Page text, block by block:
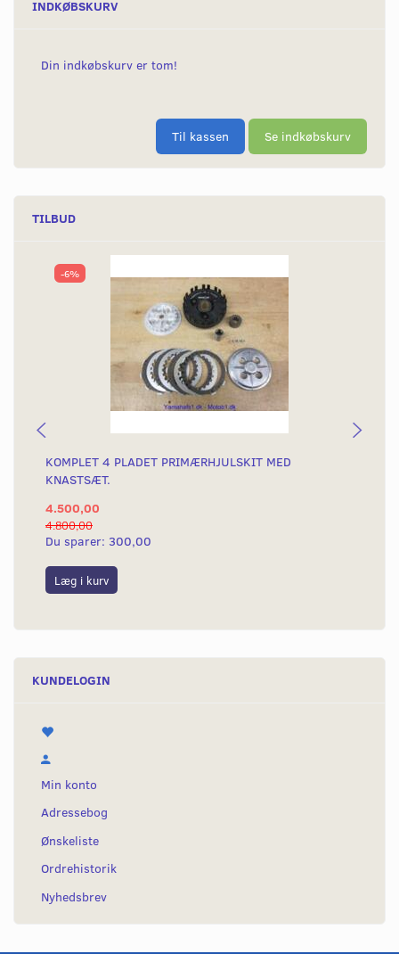
INDKØBSKURV
Din indkøbskurv er tom!
Til kassen Se indkøbskurv
TILBUD
-6%
KOMPLET 4 PLADET PRIMÆRHJULSKIT MED
KNASTSÆT.
4.500,00
4.800,00
Du sparer: 300,00
Læg i kurv
KUNDELOGIN
Min konto
Adressebog
Ønskeliste
Ordrehistorik
Nyhedsbrev